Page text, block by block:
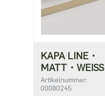
KAPA LINE・
MATT・WEISS
Artikelnummer:
00080245